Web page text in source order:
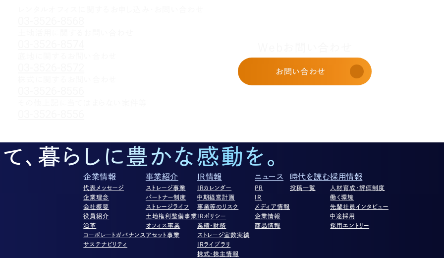
お問い合わせ
、暮らしに豊かな感動を。
企業情報
代表メッセージ
企業理念
会社概要
役員紹介
沿革
コーポレートガバナンス
サステナビリティ
事業紹介
ストレージ事業
パートナー制度
ストレージライフ
土地権利整備事業
オフィス事業
アセット事業
IR情報
IRカレンダー
中期経営計画
事業等のリスク
IRポリシー
業績・財務
ストレージ室数実績
IRライブラリ
株式・株主情報
ニュース
PR
IR
メディア情報
企業情報
商品情報
時代を読む
投稿一覧
採用情報
人材育成・評価制度
働く環境
先輩社員インタビュー
中途採用
採用エントリー